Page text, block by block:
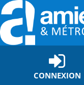
CONNEXION